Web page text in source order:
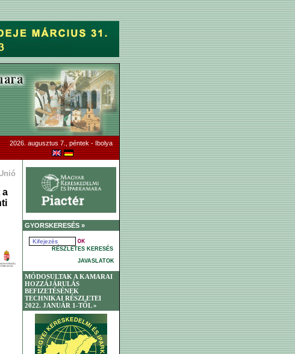
2026. augusztus 7., péntek - Ibolya
a
GYORSKERESÉS »
RÉSZLETES KERESÉS
JAVASLATOK
MÓDOSULTAK A KAMARAI
HOZZÁJÁRULÁS
BEFIZETÉSÉNEK
TECHNIKAI RÉSZLETEI
2022. JANUÁR 1-TŐL »